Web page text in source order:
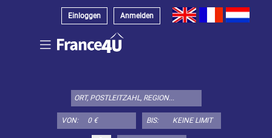
Einloggen Anmelden
VON: BIS:
Immobilienstyp